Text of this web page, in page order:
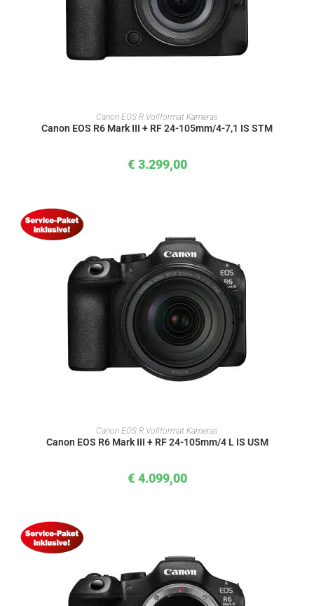
IN DEN WARENKORB
Canon EOS R Vollformat Kameras
Canon EOS R6 Mark III + RF 24-105mm/4-7,1 IS STM
€ 3.299,00
IN DEN WARENKORB
Canon EOS R Vollformat Kameras
Canon EOS R6 Mark III + RF 24-105mm/4 L IS USM
€ 4.099,00